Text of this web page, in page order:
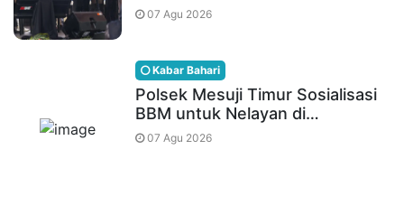
07 Agu 2026
Kabar Bahari
Polsek Mesuji Timur Sosialisasi
BBM untuk Nelayan di…
07 Agu 2026